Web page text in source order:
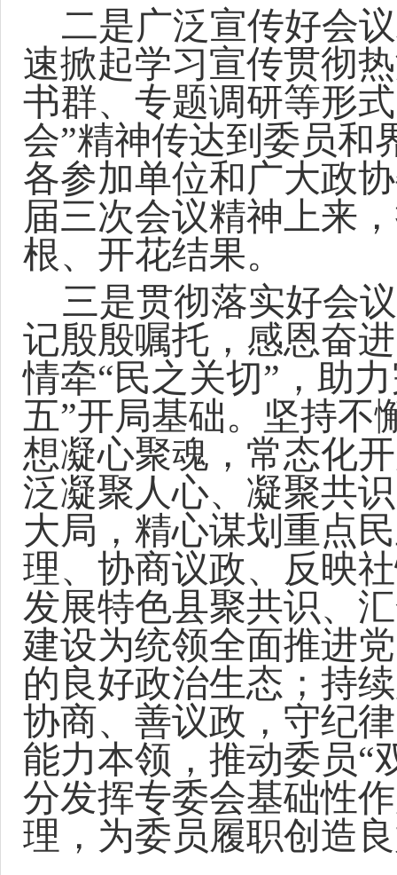
二是广泛宣传好会
速掀起学习宣传贯彻
书群、专题调研等形
会”精神传达到委员和
各参加单位和广大政
届三次会议精神上来
根、开花结果。
三是贯彻落实好会
记殷殷嘱托，感恩奋
情牵“民之关切”，助
五”开局基础。坚持不
想凝心聚魂，常态化
泛凝聚人心、凝聚共
大局，精心谋划重点
理、协商议政、反映
发展特色县聚共识、
建设为统领全面推进
的良好政治生态；持
协商、善议政，守纪
能力本领，推动委员“
分发挥专委会基础性
理，为委员履职创造